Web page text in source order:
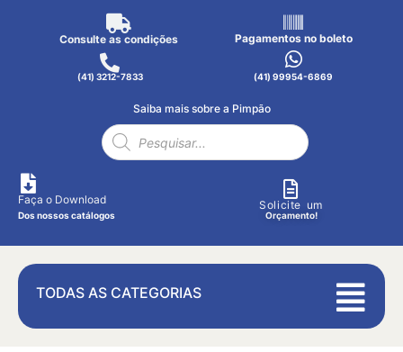
Consulte as condições Pagamentos no boleto
(41) 3212-7833 (41) 99954-6869
Saiba mais sobre a Pimpão
Faça o Download
Dos nossos catálogos
Solicite um
Orçamento!
TODAS AS CATEGORIAS